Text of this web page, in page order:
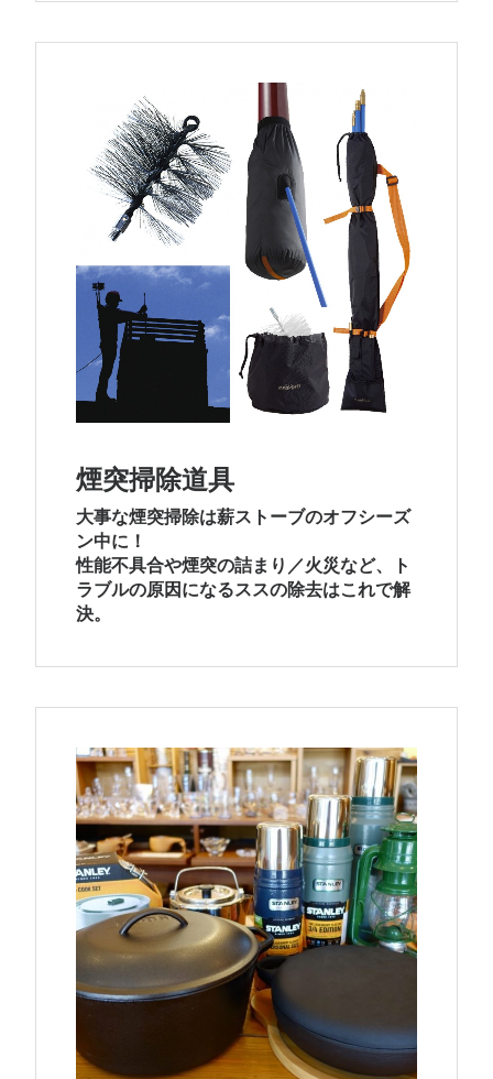
煙突掃除道具
大事な煙突掃除は薪ストーブのオフシーズ
ン中に！
性能不具合や煙突の詰まり／火災など、ト
ラブルの原因になるススの除去はこれで解
決。